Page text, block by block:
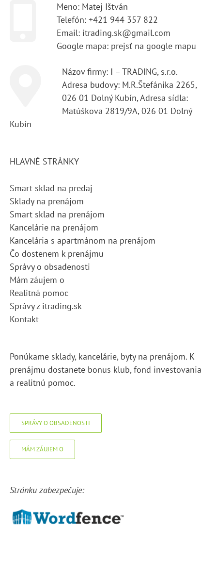
Meno: Matej Ištván
Telefón: +421 944 357 822
Email: itrading.sk@gmail.com
Google mapa: prejsť na google mapu
Názov firmy: I – TRADING, s.r.o.
Adresa budovy: M.R.Štefánika 2265,
026 01 Dolný Kubín, Adresa sídla:
Matúškova 2819/9A, 026 01 Dolný
Kubín
HLAVNÉ STRÁNKY
Smart sklad na predaj
Sklady na prenájom
Smart sklad na prenájom
Kancelárie na prenájom
Kancelária s apartmánom na prenájom
Čo dostenem k prenájmu
Správy o obsadenosti
Mám záujem o
Realitná pomoc
Správy z itrading.sk
Kontakt
Ponúkame sklady, kancelárie, byty na prenájom. K
prenájmu dostanete bonus klub, fond investovania
a realitnú pomoc.
SPRÁVY O OBSADENOSTI
MÁM ZÁUJEM O
Stránku zabezpečuje: